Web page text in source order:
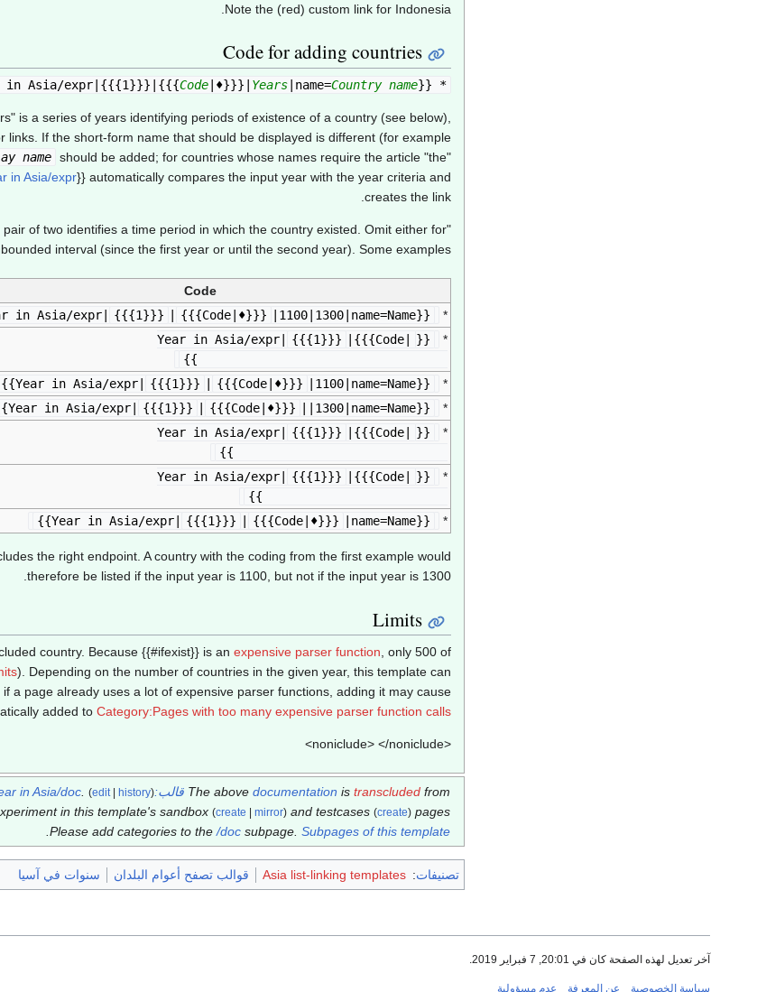
Note the (red) custom link for Indonesia.
Code for adding countries
* {{Year in Asia/expr|{{{1}}}|{{{
Code |♦}}}| Years |name=Country name
is a series of years identifying periods of existence of a country (see below),
If the short-form name that should be displayed is different (for example
name should be added; for countries whose names require the article "the"
in Asia/expr}} automatically compares the input year with the year criteria and
creates the link.
of two identifies a time period in which the country existed. Omit either for
interval (since the first year or until the second year). Some examples:
Code
*
{{Year in Asia/expr|
{{{1}}} {{{Code|♦}}} |1100|1300|name=Name}}
*
{{Year in Asia/expr|
{{{1}}}
{{{Code|
*
{{Year in Asia/expr|
{{{1}}} {{{Code|♦}}} |1100|name=Name}}
*
{{Year in Asia/expr|
{{{1}}} {{{Code|♦}}} ||1300|name=Name}}
*
{{Year in Asia/expr|
{{{1}}}
{{{Code|
*
{{Year in Asia/expr|
{{{1}}}
{{{Code|
*
{{Year in Asia/expr|
{{{1}}} {{{Code|♦}}} |name=Name}}
the right endpoint. A country with the coding from the first example would
therefore be listed if the input year is 1100, but not if the input year is 1300.
Limits
country. Because {{#ifexist}} is an expensive parser function, only 500 of
). Depending on the number of countries in the given year, this template can
a page already uses a lot of expensive parser functions, adding it may cause
added to Category:Pages with too many expensive parser function calls
<noniclude> </noniclude>
The abovedocumentation istranscluded from قالب:Year in Asia/doc .(edit history)
in this template's sandbox(create |mirror) and testcases(create) pages.
Please add categories to the/doc subpage.Subpages of this template
.
تصنيفات:
Asia list-linking templates قوالب تصفح أعوام البلدان سنوات في آسيا
آخر تعديل لهذه الصفحة كان في 20:01, 7 فبراير 2019.
سياسة الخصوصية عن المعرفة عدم مسؤولية